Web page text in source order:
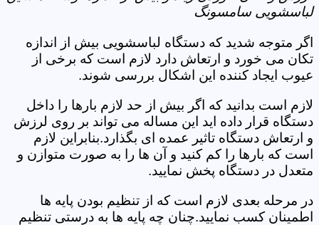
لباسشویی سامسونگ
اگر متوجه شدید که دستگاه لباسشویی بیش از اندازه
تکان می خورد و ارتعاش دارد لازم است که برخی از
عیوب ایجاد کننده این اشکال بررسی شوند.
لازم است بدانید که اگر بیش از حد لازم بارها را داخل
دستگاه قرار داده اید این مساله می تواند بر روی لرزش
و ارتعاش دستگاه تاثیر عمده ای بگذارد.بنابراین لازم
است که بارها را کم کنید و آن ها را به صورت متوازن و
متعدل در دستگاه پخش نمایید.
در مرحله بعدی لازم است که از تنظیم بودن پایه ها
اطمینان کسب نمایید.چنان چه پایه ها به درستی تنظیم